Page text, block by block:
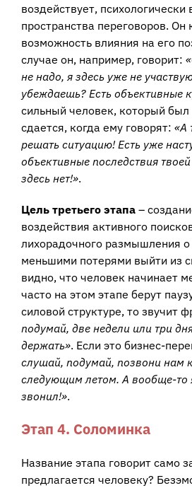
воздействует,
пространства переговоров.
возможность влияния на его
случае он, например, говорит:
не надо, я здесь уже не
убеждаешь? Есть объективные
сильный человек, который был
сдается, когда ему говорят: «А
решать ситуацию! Есть уже
объективные последствия
здесь нет!».
Цель третьего этапа –
воздействия активного
лихорадочного размышления о
меньшими потерями выйти из
видно, что человек начинает
часто на этом этапе берут
силовой структуре, то звучит
подумай, две недели или три
держать». Если это бизнес-
слушай, подумай, позвони нам
следующим летом. А вообще-то
звонил!».
Этап 4. Соломинка
Название этапа говорит само
предлагается человеку?